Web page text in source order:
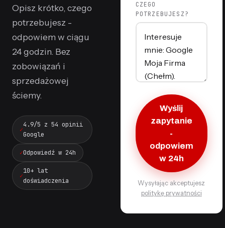
Opisz krótko, czego
potrzebujesz -
odpowiem w ciągu
24 godzin. Bez
zobowiązań i
sprzedażowej
ściemy.
4.9/5 z 54 opinii
Google
Odpowiedź w 24h
10+ lat
doświadczenia
CZEGO
POTRZEBUJESZ?
Wyślij
zapytanie
-
odpowiem
w 24h
Wysyłając akceptujesz
politykę prywatności